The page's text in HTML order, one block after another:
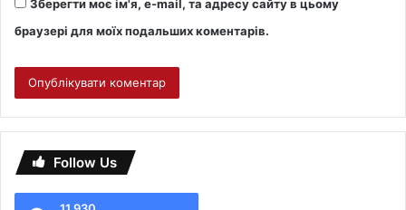
Зберегти моє ім'я, e-mail, та адресу сайту в цьому
браузері для моїх подальших коментарів.
Follow Us